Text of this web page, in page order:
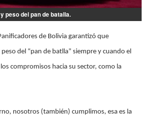
peso del pan de batalla.
de Bolivia garantizó que
del “pan de batlla” siempre y cuando el
compromisos hacia su sector, como la
nosotros (también) cumplimos, esa es la